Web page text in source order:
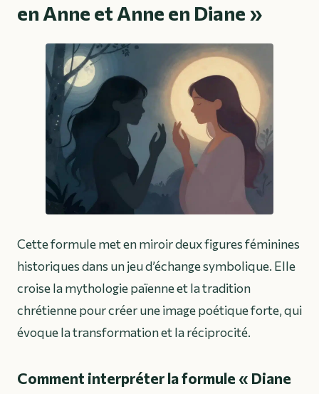
en Anne et Anne en Diane »
Cette formule met en miroir deux figures féminines
historiques dans un jeu d’échange symbolique. Elle
croise la mythologie païenne et la tradition
chrétienne pour créer une image poétique forte, qui
évoque la transformation et la réciprocité.
Comment interpréter la formule « Diane